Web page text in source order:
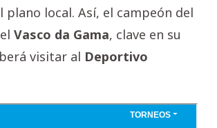
plano local. Así, el campeón del
Vasco da Gama, clave en su
visitar al Deportivo